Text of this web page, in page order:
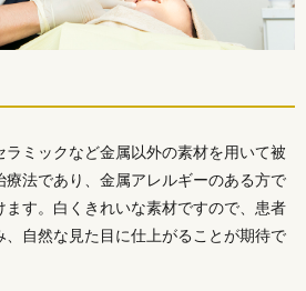
ラミックなど金属以外の素材を用いて被
法であり、金属アレルギーのある方で
ます。白くきれいな素材ですので、患者
、自然な見た目に仕上がることが期待で